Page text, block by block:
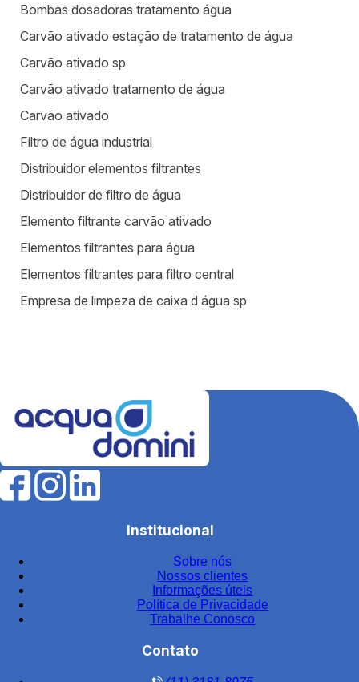
Bombas dosadoras tratamento água
Carvão ativado estação de tratamento de água
Carvão ativado sp
Carvão ativado tratamento de água
Carvão ativado
Filtro de água industrial
Distribuidor elementos filtrantes
Distribuidor de filtro de água
Elemento filtrante carvão ativado
Elementos filtrantes para água
Elementos filtrantes para filtro central
Empresa de limpeza de caixa d água sp
Fábrica de filtros para tratamento de água
Fabricantes de elementos filtrantes
Filtro de água para indústria
Filtro de água industrial
Filtro de carvão ativado para água
Filtro de carvão ativado industrial
Filtro de carvão ativado para tratamento de água
Filtro de carvão preço
Institucional
Sobre nós
Nossos clientes
Informações úteis
Política de Privacidade
Trabalhe Conosco
Contato